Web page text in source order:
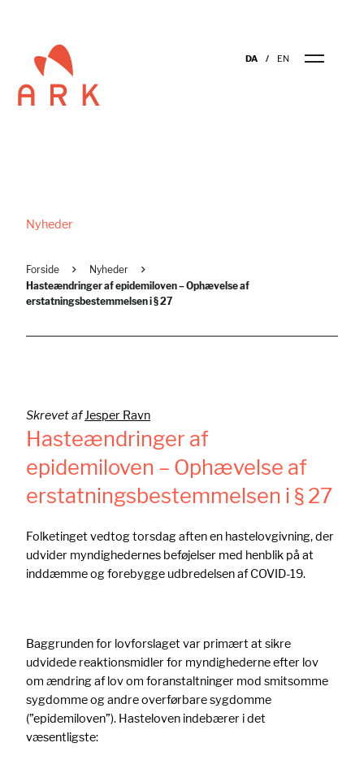
DA EN
Nyheder
Forside
Nyheder
Hasteændringer af epidemiloven – Ophævelse af
erstatningsbestemmelsen i § 27
Skrevet af Jesper Ravn
Hasteændringer af
epidemiloven – Ophævelse af
erstatningsbestemmelsen i § 27
Folketinget vedtog torsdag aften en hastelovgivning, der
udvider myndighedernes beføjelser med henblik på at
inddæmme og forebygge udbredelsen af COVID-19.
Baggrunden for lovforslaget var primært at sikre
udvidede reaktionsmidler for myndighederne efter lov
om ændring af lov om foranstaltninger mod smitsomme
sygdomme og andre overførbare sygdomme
(”epidemiloven”). Hasteloven indebærer i det
væsentligste: